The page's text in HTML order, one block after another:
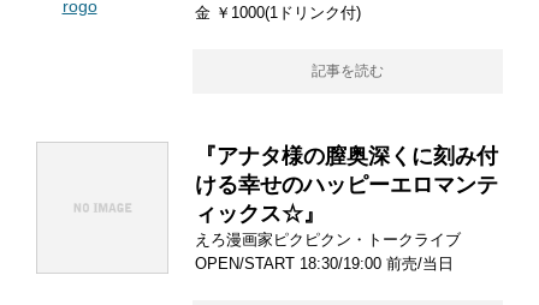
金 ￥1000(1ドリンク付)
記事を読む
『アナタ様の膣奥深くに刻み付
ける幸せのハッピーエロマンテ
ィックス☆』
えろ漫画家ピクピクン・トークライブ
OPEN/START 18:30/19:00 前売/当日